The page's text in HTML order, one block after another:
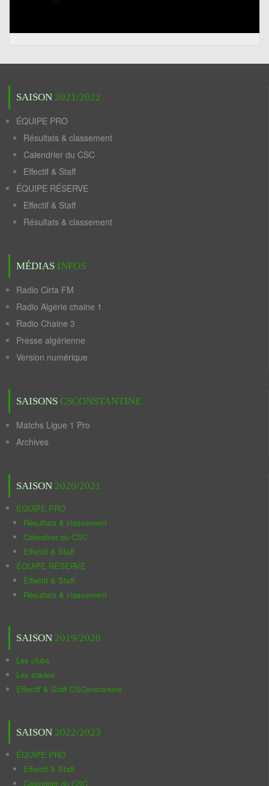
SAISON 2021/2022
ÉQUIPE PRO
Résultats & classement
Calendrier du CSC
Effectif & Staff
ÉQUIPE RÉSERVE
Effectif & Staff
Résultats & classement
MÉDIAS INFOS
Radio Cirta FM
Radio Algérie chaine 1
Radio Chaine 3
Presse algérienne
Version numérique
SAISONS CSCONSTANTINE
Matchs Ligue 1 Pro
Archives
SAISON 2020/2021
ÉQUIPE PRO
Résultats & classement
Calendrier du CSC
Effectif & Staff
ÉQUIPE RÉSERVE
Effectif & Staff
Résultats & classement
SAISON 2019/2020
Les clubs
Les stades
Effectif & Staff CSConstantine
SAISON 2022/2023
ÉQUIPE PRO
Effectif & Staff
Calendrier du CSC